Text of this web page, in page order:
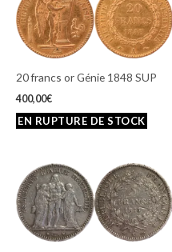
20 francs or Génie 1848 SUP
400,00€